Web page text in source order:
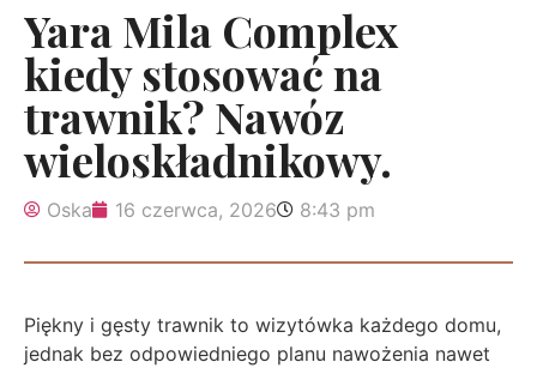
Yara Mila Complex
kiedy stosować na
trawnik? Nawóz
wieloskładnikowy.
Oska 16 czerwca, 2026 8:43 pm
Piękny i gęsty trawnik to wizytówka każdego domu,
jednak bez odpowiedniego planu nawożenia nawet